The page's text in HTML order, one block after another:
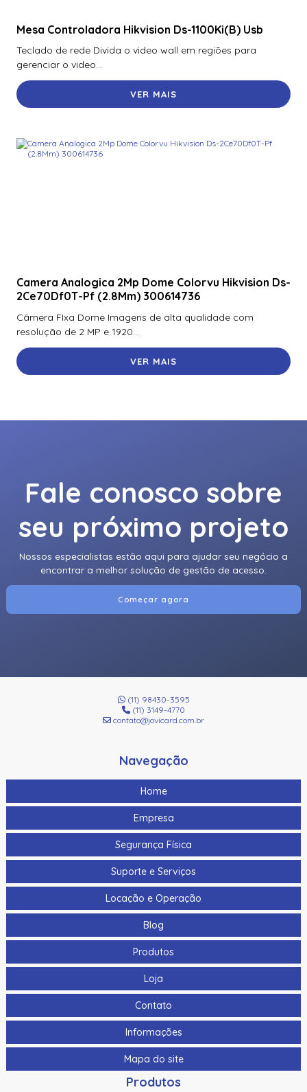
Mesa Controladora Hikvision Ds-1100Ki(B) Usb
Teclado de rede Divida o video wall em regiões para
gerenciar o video...
VER MAIS
Camera Analogica 2Mp Dome Colorvu Hikvision Ds-
2Ce70Df0T-Pf (2.8Mm) 300614736
Câmera FIxa Dome Imagens de alta qualidade com
resolução de 2 MP e 1920...
VER MAIS
Fale conosco sobre
seu próximo projeto
Nossos especialistas estão aqui para ajudar seu negócio a
encontrar a melhor solução de gestão de acesso.
Começar agora
(11) 98430-3595
(11) 3149-4770
contato@jovicard.com.br
Navegação
Home
Empresa
Segurança Física
Suporte e Serviços
Locação e Operação
Blog
Produtos
Loja
Contato
Informações
Mapa do site
Produtos